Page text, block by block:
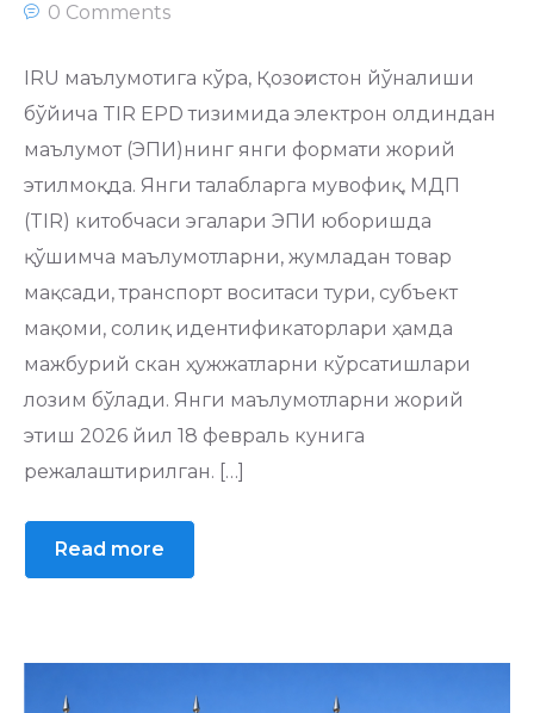
0 Comments
IRU маълумотига кўра, Қозоғистон йўналиши
бўйича TIR EPD тизимида электрон олдиндан
маълумот (ЭПИ)нинг янги формати жорий
этилмоқда. Янги талабларга мувофиқ, МДП
(TIR) китобчаси эгалари ЭПИ юборишда
қўшимча маълумотларни, жумладан товар
мақсади, транспорт воситаси тури, субъект
мақоми, солиқ идентификаторлари ҳамда
мажбурий скан ҳужжатларни кўрсатишлари
лозим бўлади. Янги маълумотларни жорий
этиш 2026 йил 18 февраль кунига
режалаштирилган. […]
Read more